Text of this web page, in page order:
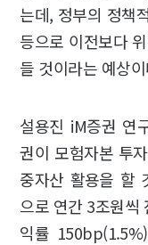
는데, 정부의 정책
등으로 이전보다
들 것이라는 예상
설용진 iM증권 연
권이 모험자본 투
중자산 활용을 할
으로 연간 3조원씩
익률